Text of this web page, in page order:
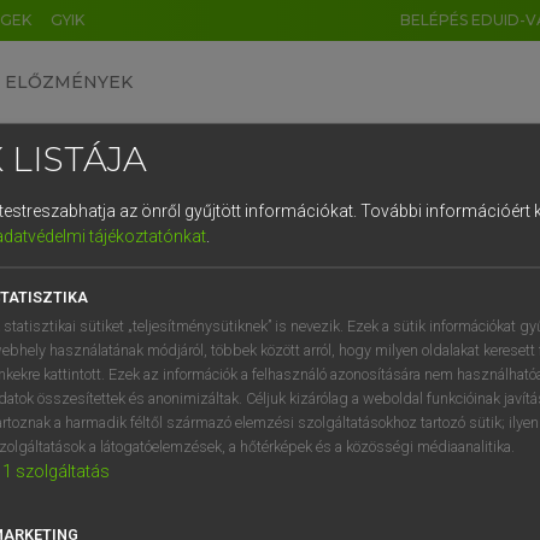
GYIK BELÉPÉS EDUID-
ELŐZMÉNYEK
szótár
VAN ELŐFIZETÉSED?
megtekintéséhez.
LISTÁJA
az önről gyűjtött információkat. További információért
tájékoztatónkat.
statisztikai sütiket „teljesítménysütiknek” is nevezik. Ezek a sütik információkat
használatának módjáról, többek között arról, hogy milyen oldalakat keresett
kattintott. Ezek az információk a felhasználó azonosítására nem
összesítettek és anonimizáltak. Céljuk kizárólag a weboldal funkcióinak
a harmadik féltől származó elemzési szolgáltatásokhoz tartozó sütik;
a látogatóelemzések, a hőtérképek és a közösségi médiaanalitika.
1 szolgáltatás
DE CN FR ES IT NL
1 2 3 4 5 6 7 8 9
q w e r t z u i
a s d f g h j k l é
í y x c v b n m , .